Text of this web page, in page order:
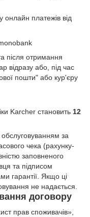
онлайн платежів від
отримання
відразу або, під час
пошти" або кур'єру
Karcher становить 12
за
чека (рахунку-
заповненого
та підписом
гарантії. Якщо ці
не надається.
договору
прав споживачів»,